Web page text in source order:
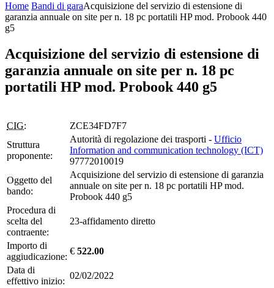
Home Bandi di garaAcquisizione del servizio di estensione di
garanzia annuale on site per n. 18 pc portatili HP mod. Probook 440
g5
Acquisizione del servizio di estensione di
garanzia annuale on site per n. 18 pc
portatili HP mod. Probook 440 g5
CIG:
ZCE34FD7F7
Struttura
proponente:
Autorità di regolazione dei trasporti - Ufficio
Information and communication technology (ICT)
97772010019
Oggetto del
bando:
Acquisizione del servizio di estensione di garanzia
annuale on site per n. 18 pc portatili HP mod.
Probook 440 g5
Procedura di
scelta del
contraente:
23-affidamento diretto
Importo di
aggiudicazione:
€ 522.00
Data di
effettivo inizio:
02/02/2022